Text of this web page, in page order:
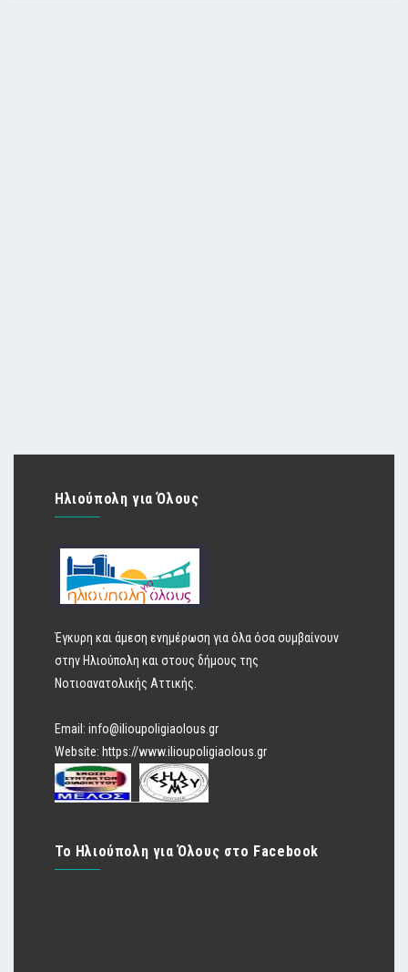
Ηλιούπολη για Όλους
Έγκυρη και άμεση ενημέρωση για όλα όσα συμβαίνουν
στην Ηλιούπολη και στους δήμους της
Νοτιοανατολικής Αττικής.
Email: info@ilioupoligiaolous.gr
Website: https://www.ilioupoligiaolous.gr
Το Ηλιούπολη για Όλους στο Facebook